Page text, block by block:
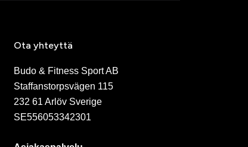
Ota yhteyttä
Budo & Fitness Sport AB
Staffanstorpsvägen 115
232 61 Arlöv Sverige
SE556053342301